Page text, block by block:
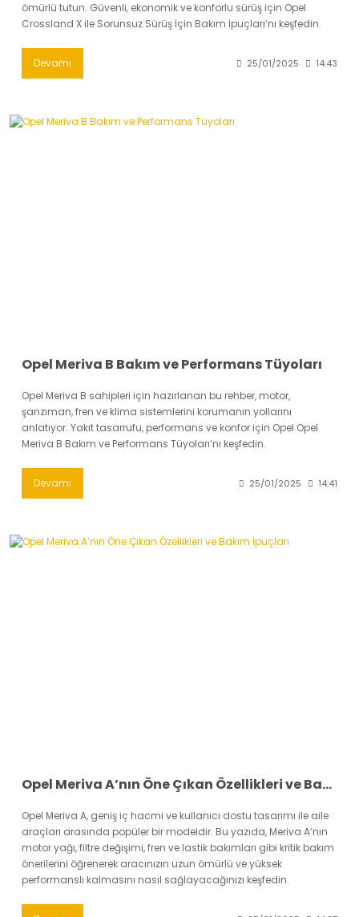
ömürlü tutun. Güvenli, ekonomik ve konforlu sürüş için Opel
Crossland X ile Sorunsuz Sürüş İçin Bakım İpuçları’nı keşfedin.
Devamı 25/01/2025 14:43
Opel Meriva B Bakım ve Performans Tüyoları
Opel Meriva B sahipleri için hazırlanan bu rehber, motor,
şanzıman, fren ve klima sistemlerini korumanın yollarını
anlatıyor. Yakıt tasarrufu, performans ve konfor için Opel Opel
Meriva B Bakım ve Performans Tüyoları’nı keşfedin.
Devamı 25/01/2025 14:41
Opel Meriva A’nın Öne Çıkan Özellikleri ve Bakım İpuçları
Opel Meriva A, geniş iç hacmi ve kullanıcı dostu tasarımı ile aile
araçları arasında popüler bir modeldir. Bu yazıda, Meriva A’nın
motor yağı, filtre değişimi, fren ve lastik bakımları gibi kritik bakım
önerilerini öğrenerek aracınızın uzun ömürlü ve yüksek
performanslı kalmasını nasıl sağlayacağınızı keşfedin.